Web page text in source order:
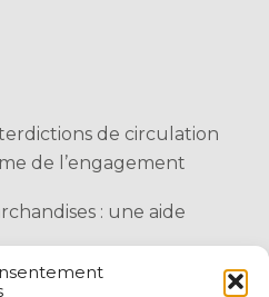
de circulation
de l’engagement
: une aide